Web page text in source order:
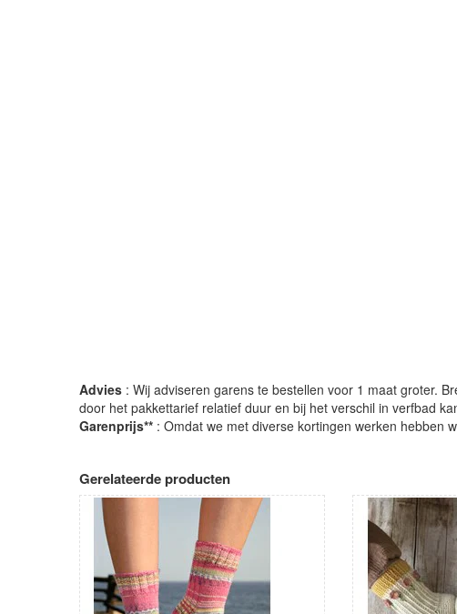
Advies : Wij adviseren garens te bestellen voor 1 maat groter.
door het pakkettarief relatief duur en bij het verschil in verfbad
Garenprijs** : Omdat we met diverse kortingen werken hebben
Gerelateerde producten